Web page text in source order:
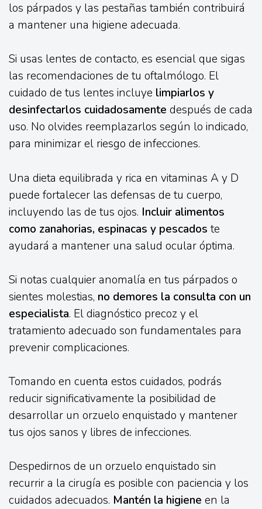
los párpados y las pestañas también contribuirá
a mantener una higiene adecuada.
Si usas lentes de contacto, es esencial que sigas
las recomendaciones de tu oftalmólogo. El
cuidado de tus lentes incluye limpiarlos y
desinfectarlos cuidadosamente después de cada
uso. No olvides reemplazarlos según lo indicado,
para minimizar el riesgo de infecciones.
Una dieta equilibrada y rica en vitaminas A y D
puede fortalecer las defensas de tu cuerpo,
incluyendo las de tus ojos. Incluir alimentos
como zanahorias, espinacas y pescados te
ayudará a mantener una salud ocular óptima.
Si notas cualquier anomalía en tus párpados o
sientes molestias, no demores la consulta con un
especialista. El diagnóstico precoz y el
tratamiento adecuado son fundamentales para
prevenir complicaciones.
Tomando en cuenta estos cuidados, podrás
reducir significativamente la posibilidad de
desarrollar un orzuelo enquistado y mantener
tus ojos sanos y libres de infecciones.
Despedirnos de un orzuelo enquistado sin
recurrir a la cirugía es posible con paciencia y los
cuidados adecuados. Mantén la higiene en la